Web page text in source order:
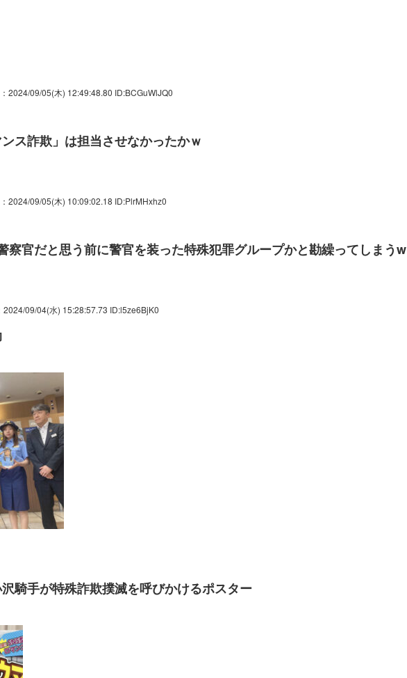
：2024/09/05(木) 12:49:48.80 ID:BCGuWlJQ0
ス詐欺」は担当させなかったかｗ
：2024/09/05(木) 10:09:02.18 ID:PlrMHxhz0
察官だと思う前に警官を装った特殊犯罪グループかと勘繰ってしまうw
2024/09/04(水) 15:28:57.73 ID:l5ze6BjK0
騎手が特殊詐欺撲滅を呼びかけるポスター